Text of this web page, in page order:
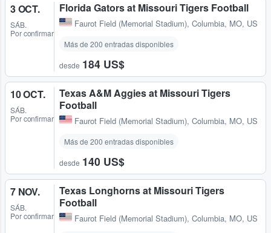
3 OCT.
SÁB.
Por confirmar
Florida Gators at Missouri Tigers Football
Faurot Field (Memorial Stadium), Columbia, MO, US
Más de 200 entradas disponibles
desde 184 US$
10 OCT.
SÁB.
Por confirmar
Texas A&M Aggies at Missouri Tigers
Football
Faurot Field (Memorial Stadium), Columbia, MO, US
Más de 200 entradas disponibles
desde 140 US$
7 NOV.
SÁB.
Por confirmar
Texas Longhorns at Missouri Tigers
Football
Faurot Field (Memorial Stadium), Columbia, MO, US